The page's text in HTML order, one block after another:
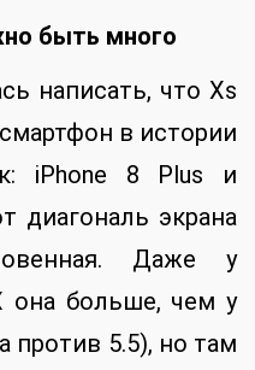
быть много
написать, что Xs
в истории
iPhone 8 Plus и
диагональ экрана
Даже у
она больше, чем у
против 5.5), но там